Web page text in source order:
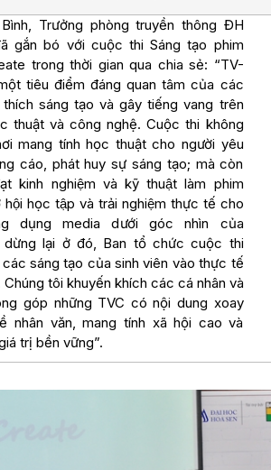
Trưởng phòng truyền thông ĐH
gắn bó với cuộc thi Sáng tạo phim
trong thời gian qua chia sẻ: “TV-
tiêu điểm đáng quan tâm của các
sáng tạo và gây tiếng vang trên
thuật và công nghệ. Cuộc thi không
mang tính học thuật cho người yêu
cáo, phát huy sự sáng tạo; mà còn
kinh nghiệm và kỹ thuật làm phim
học tập và trải nghiệm thực tế cho
dụng media dưới góc nhìn của
dừng lại ở đó, Ban tổ chức cuộc thi
sáng tạo của sinh viên vào thực tế
tôi khuyến khích các cá nhân và
góp những TVC có nội dung xoay
nhân văn, mang tính xã hội cao và
trị bền vững”.